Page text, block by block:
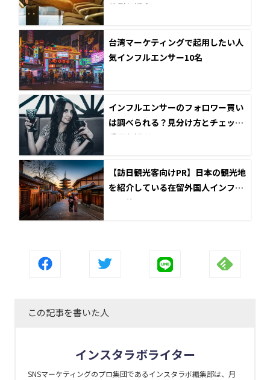
稿例も紹介
台湾マーケティングで起用したい人
気インフルエンサー10名
インフルエンサーのフォロワー買い
は調べられる？見分け方とチェック
手順を解説
【訪日観光客向けPR】日本の観光地
を紹介している在留外国人インフル
エンサー7選
この記事を書いた人
インスタラボライター
SNSマーケティングのプロ集団であるインスタラボ編集部は、月